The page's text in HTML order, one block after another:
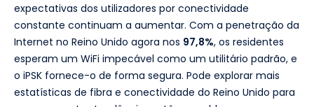
expectativas dos utilizadores por conectividade
constante continuam a aumentar. Com a penetração da
Internet no Reino Unido agora nos 97,8%, os residentes
esperam um WiFi impecável como um utilitário padrão, e
o iPSK fornece-o de forma segura. Pode explorar mais
estatísticas de fibra e conectividade do Reino Unido para